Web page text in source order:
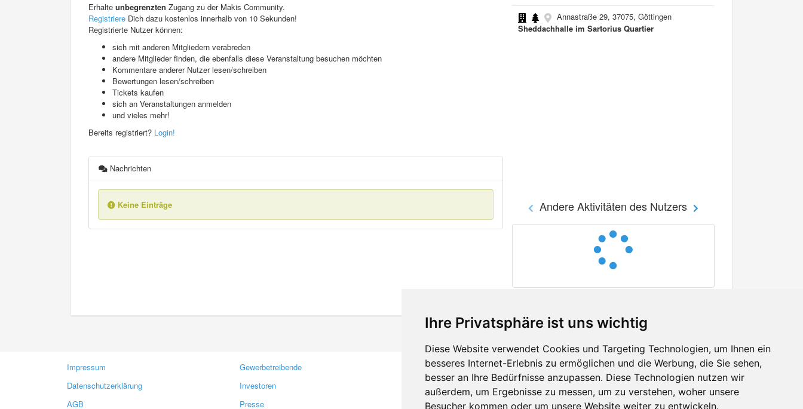
Ihre Privatsphäre ist uns wichtig
Diese Website verwendet Cookies und Targeting Technologien, um Ihnen ein
besseres Internet-Erlebnis zu ermöglichen und die Werbung, die Sie sehen,
besser an Ihre Bedürfnisse anzupassen. Diese Technologien nutzen wir
außerdem, um Ergebnisse zu messen, um zu verstehen, woher unsere
Besucher kommen oder um unsere Website weiter zu entwickeln.
Erhalte unbegrenzten Zugang zu der Makis Community.
Registriere Dich dazu kostenlos innerhalb von 10 Sekunden!
Registrierte Nutzer können:
sich mit anderen Mitgliedern verabreden
andere Mitglieder finden, die ebenfalls diese Veranstaltung besuchen möchten
Kommentare anderer Nutzer lesen/schreiben
Bewertungen lesen/schreiben
Tickets kaufen
sich an Veranstaltungen anmelden
und vieles mehr!
Bereits registriert? Login!
Nachrichten
Keine Einträge
Annastraße 29, 37075, Göttingen
Sheddachhalle im Sartorius Quartier
Andere Aktivitäten des Nutzers
Impressum
Datenschutzerklärung
AGB
Gewerbetreibende
Investoren
Presse
Kontakt
Feedback
Fehler melden
Facebook
Twitter
YouTube